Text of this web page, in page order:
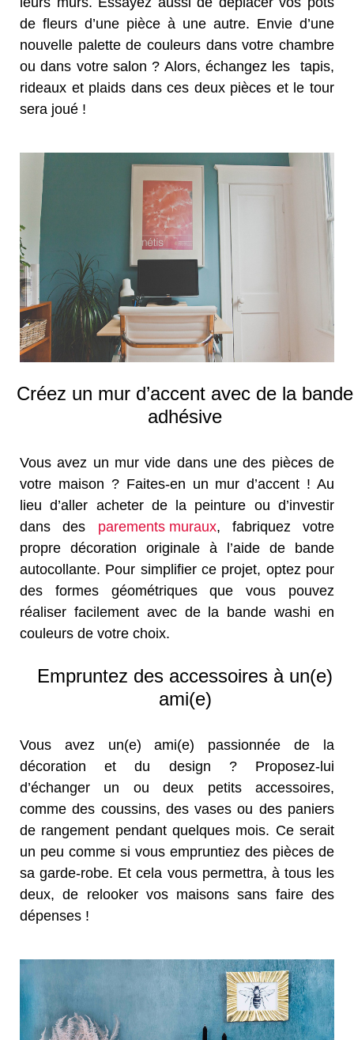
de fleurs d’une pièce à une autre. Envie d’une
nouvelle palette de couleurs dans votre chambre
ou dans votre salon ? Alors, échangez les tapis,
rideaux et plaids dans ces deux pièces et le tour
sera joué !
Créez un mur d’accent avec de la bande
adhésive
Vous avez un mur vide dans une des pièces de
votre maison ? Faites-en un mur d’accent ! Au
lieu d’aller acheter de la peinture ou d’investir
dans des parements muraux, fabriquez votre
propre décoration originale à l’aide de bande
autocollante. Pour simplifier ce projet, optez pour
des formes géométriques que vous pouvez
réaliser facilement avec de la bande washi en
couleurs de votre choix.
Empruntez des accessoires à un(e)
ami(e)
Vous avez un(e) ami(e) passionnée de la
décoration et du design ? Proposez-lui
d’échanger un ou deux petits accessoires,
comme des coussins, des vases ou des paniers
de rangement pendant quelques mois. Ce serait
un peu comme si vous empruntiez des pièces de
sa garde-robe. Et cela vous permettra, à tous les
deux, de relooker vos maisons sans faire des
dépenses !